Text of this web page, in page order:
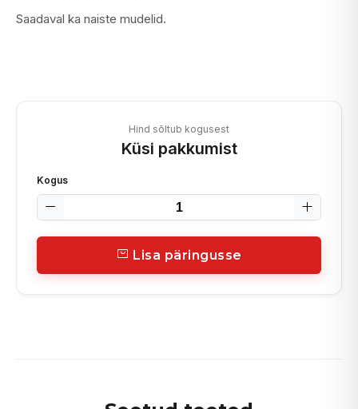
Saadaval ka naiste mudelid.
Hind sõltub kogusest
Küsi pakkumist
Kogus
Lisa päringusse